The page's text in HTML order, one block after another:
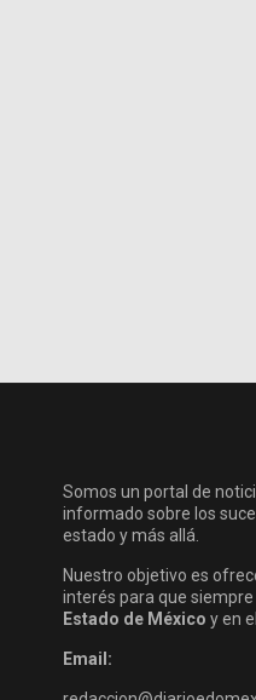
Somos un portal de
informado sobre los
estado y más allá.
Nuestro objetivo es
interés para que
Estado de México y en
Email: